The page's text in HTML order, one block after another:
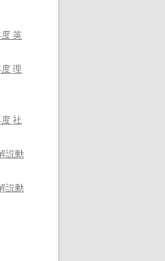
英
理
社
説動
説動